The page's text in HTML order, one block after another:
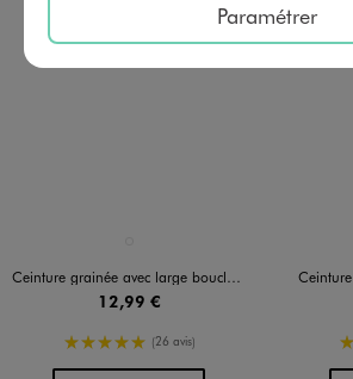
Ceinture grainée avec large boucle graphique en métal homme
12,99 €
5/5 de moyenne
(26 avis)
Paramétrer